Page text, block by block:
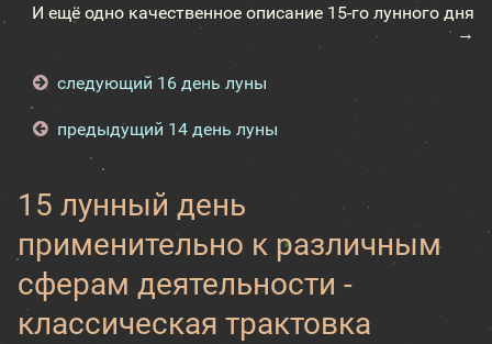
И ещё одно качественное описание 15-го лунного дня
→
следующий 16 день луны
предыдущий 14 день луны
15 лунный день
применительно к различным
сферам деятельности -
классическая трактовка